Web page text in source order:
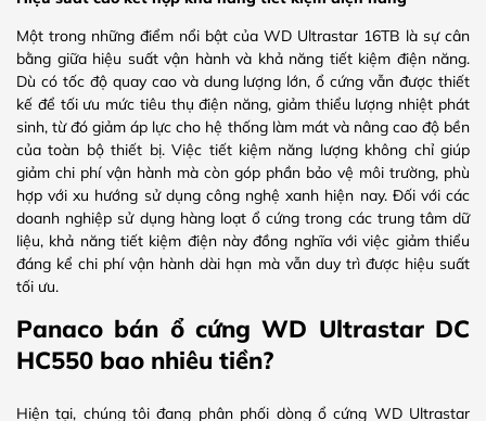
Một trong những điểm nổi bật của WD Ultrastar 16TB là sự cân
bằng giữa hiệu suất vận hành và khả năng tiết kiệm điện năng.
Dù có tốc độ quay cao và dung lượng lớn, ổ cứng vẫn được thiết
kế để tối ưu mức tiêu thụ điện năng, giảm thiểu lượng nhiệt phát
sinh, từ đó giảm áp lực cho hệ thống làm mát và nâng cao độ bền
của toàn bộ thiết bị. Việc tiết kiệm năng lượng không chỉ giúp
giảm chi phí vận hành mà còn góp phần bảo vệ môi trường, phù
hợp với xu hướng sử dụng công nghệ xanh hiện nay. Đối với các
doanh nghiệp sử dụng hàng loạt ổ cứng trong các trung tâm dữ
liệu, khả năng tiết kiệm điện này đồng nghĩa với việc giảm thiểu
đáng kể chi phí vận hành dài hạn mà vẫn duy trì được hiệu suất
tối ưu.
Panaco bán ổ cứng WD Ultrastar DC
HC550 bao nhiêu tiền?
Hiện tại, chúng tôi đang phân phối dòng ổ cứng WD Ultrastar